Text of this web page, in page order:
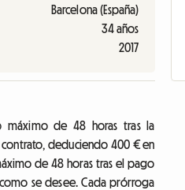
Barcelona (España)
34 años
2017
máximo de 48 horas tras la
contrato, deduciendo 400 € en
de 48 horas tras el pago
se desee. Cada prórroga